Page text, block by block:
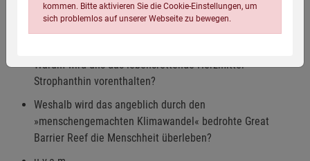
Weswegen sollte Deutschland »inaktive Atombomben«
kaufen, und warum weiß niemand, was das überhaupt
Warum wird uns das lebensrettende Herzmittel
Strophanthin vorenthalten?
Weshalb wird das angeblich durch den
»menschengemachten Klimawandel« bedrohte Great
Barrier Reef die Menschheit überleben?
kommen. Bitte aktivieren Sie die Cookie-Einstellungen, um
sich problemlos auf unserer Webseite zu bewegen.
Einstellungen speichern für die GruppeEinstellungen speichern für die Gruppe